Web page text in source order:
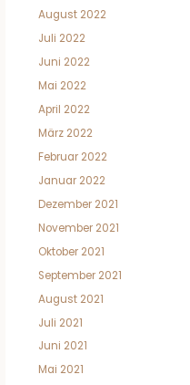
August 2022
Juli 2022
Juni 2022
Mai 2022
April 2022
März 2022
Februar 2022
Januar 2022
Dezember 2021
November 2021
Oktober 2021
September 2021
August 2021
Juli 2021
Juni 2021
Mai 2021